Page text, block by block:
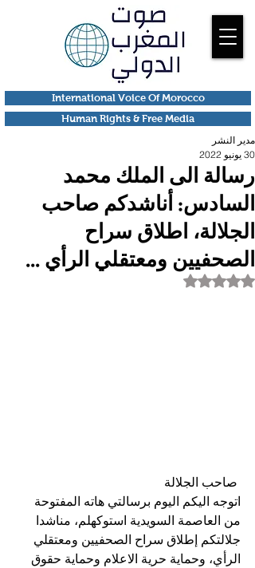
Human Rights & Free Media
International Voice Of Morocco
رسالة الى الملك محمد
السادس: أناشدكم صاحب
الجلالة، اطلاق سراح
الصحفيين ومعتقلي الرأي ...
مدير النشر
30 يونيو 2022
تم التقييم بـ ليس رقمًا من أصل 5 نجوم.
اتوجه اليكم اليوم برسالتي هاته المفتوحة
من العاصمة السويدية استوكهلم، مناشدا
جلالتكم إطلاق سراح الصحفيين ومعتقلي
الرأي، وحماية حرية الاعلام وحماية حقوق